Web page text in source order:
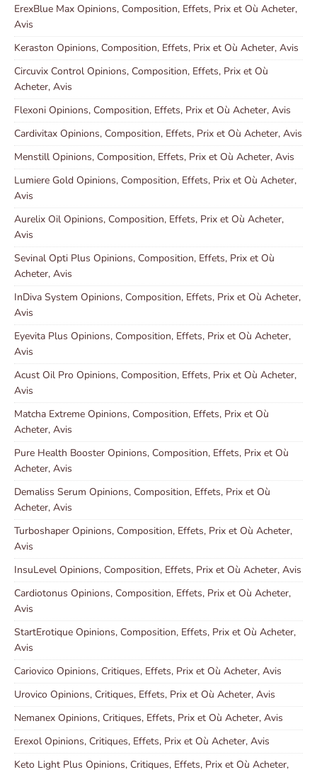
ErexBlue Max Opinions, Composition, Effets, Prix et Où Acheter,
Avis
Keraston Opinions, Composition, Effets, Prix et Où Acheter, Avis
Circuvix Control Opinions, Composition, Effets, Prix et Où
Acheter, Avis
Flexoni Opinions, Composition, Effets, Prix et Où Acheter, Avis
Cardivitax Opinions, Composition, Effets, Prix et Où Acheter, Avis
Menstill Opinions, Composition, Effets, Prix et Où Acheter, Avis
Lumiere Gold Opinions, Composition, Effets, Prix et Où Acheter,
Avis
Aurelix Oil Opinions, Composition, Effets, Prix et Où Acheter,
Avis
Sevinal Opti Plus Opinions, Composition, Effets, Prix et Où
Acheter, Avis
InDiva System Opinions, Composition, Effets, Prix et Où Acheter,
Avis
Eyevita Plus Opinions, Composition, Effets, Prix et Où Acheter,
Avis
Acust Oil Pro Opinions, Composition, Effets, Prix et Où Acheter,
Avis
Matcha Extreme Opinions, Composition, Effets, Prix et Où
Acheter, Avis
Pure Health Booster Opinions, Composition, Effets, Prix et Où
Acheter, Avis
Demaliss Serum Opinions, Composition, Effets, Prix et Où
Acheter, Avis
Turboshaper Opinions, Composition, Effets, Prix et Où Acheter,
Avis
InsuLevel Opinions, Composition, Effets, Prix et Où Acheter, Avis
Cardiotonus Opinions, Composition, Effets, Prix et Où Acheter,
Avis
StartErotique Opinions, Composition, Effets, Prix et Où Acheter,
Avis
Cariovico Opinions, Critiques, Effets, Prix et Où Acheter, Avis
Urovico Opinions, Critiques, Effets, Prix et Où Acheter, Avis
Nemanex Opinions, Critiques, Effets, Prix et Où Acheter, Avis
Erexol Opinions, Critiques, Effets, Prix et Où Acheter, Avis
Keto Light Plus Opinions, Critiques, Effets, Prix et Où Acheter,